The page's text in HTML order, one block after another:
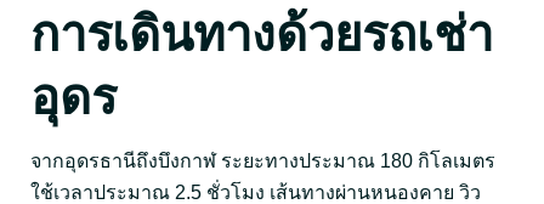
การเดินทางด้วยรถเช่า
อุดร
จากอุดรธานีถึงบึงกาฬ ระยะทางประมาณ 180 กิโลเมตร
ใช้เวลาประมาณ 2.5 ชั่วโมง เส้นทางผ่านหนองคาย วิว